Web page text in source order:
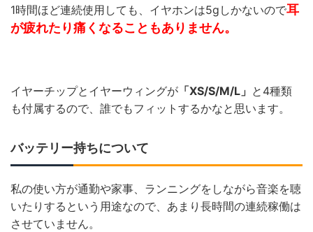
1時間ほど連続使用しても、イヤホンは5gしかないので耳
が疲れたり痛くなることもありません。
イヤーチップとイヤーウィングが 「XS/S/M/L」 と4種類
も付属するので、誰でもフィットするかなと思います。
バッテリー持ちについて
私の使い方が通勤や家事、ランニングをしながら音楽を聴
いたりするという用途なので、あまり長時間の連続稼働は
させていません。